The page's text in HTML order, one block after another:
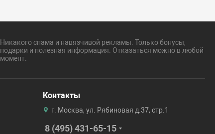
Никакого спама и навязчивой рекламы. Только бонусы,
подарки и полезная информация. Отказаться можно в любой
момент.
Контакты
г. Москва, ул. Рябиновая д.37, стр.1
8 (495) 431-65-15